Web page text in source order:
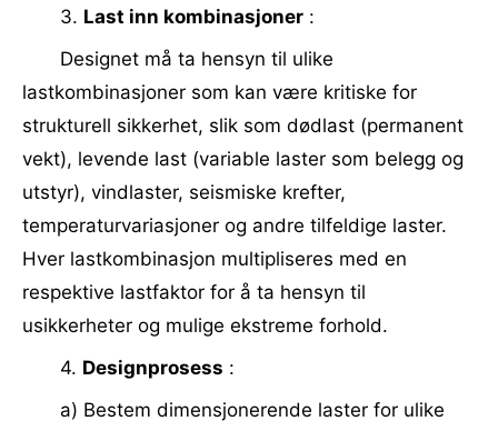
3. Last inn kombinasjoner :
Designet må ta hensyn til ulike
lastkombinasjoner som kan være kritiske for
strukturell sikkerhet, slik som dødlast (permanent
vekt), levende last (variable laster som belegg og
utstyr), vindlaster, seismiske krefter,
temperaturvariasjoner og andre tilfeldige laster.
Hver lastkombinasjon multipliseres med en
respektive lastfaktor for å ta hensyn til
usikkerheter og mulige ekstreme forhold.
4. Designprosess :
a) Bestem dimensjonerende laster for ulike